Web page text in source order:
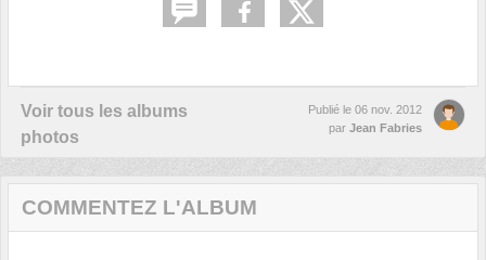
Voir tous les albums
photos
Publié le 06 nov. 2012
par Jean Fabries
COMMENTEZ L'ALBUM